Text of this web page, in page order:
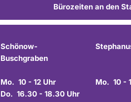
Bürozeiten an den
Schönow-
Buschgraben
Mo. 10 - 12 Uhr
Do. 16.30 - 18.30 Uhr
Mo. 10 -